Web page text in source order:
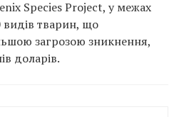
Species Project, у межах
видів тварин, що
загрозою зникнення,
доларів.